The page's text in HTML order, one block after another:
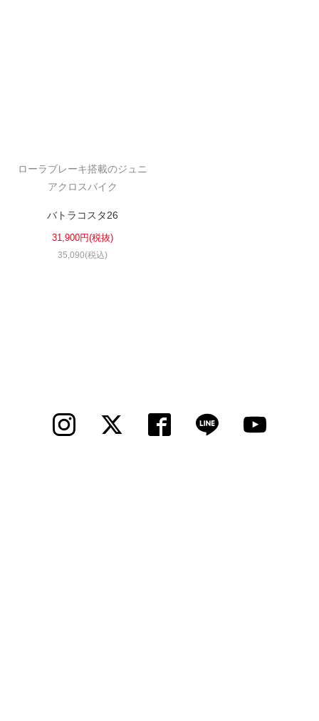
ローラブレーキ搭載のジュニ
アクロスバイク
バトラコスタ26
31,900円(税抜)
35,090(税込)